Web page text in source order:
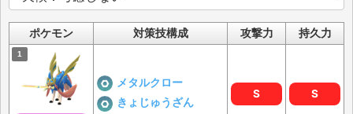
ポケモン 対策技構成 攻撃力 持久力
メタルクロー
きょじゅうざん
S S